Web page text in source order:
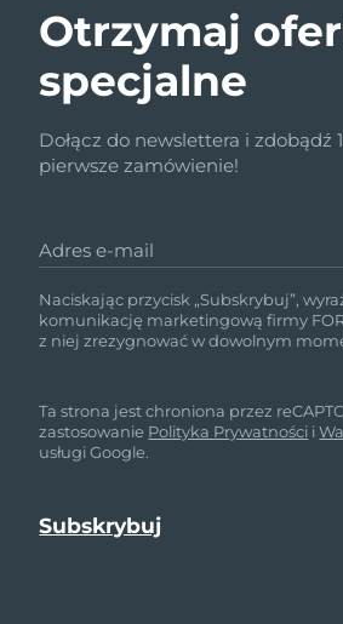
Otrzymaj
specjalne
Dołącz do newslettera i zdobądź
pierwsze zamówienie!
Adres e-mail
Naciskając przycisk „Subskrybuj”,
komunikację marketingową firmy
z niej zrezygnować w dowolnym
Ta strona jest chroniona przez
zastosowanie Polityka Prywatności i
usługi Google.